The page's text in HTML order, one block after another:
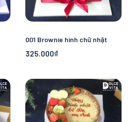
001 Brownie hình chữ nhật
325.000₫